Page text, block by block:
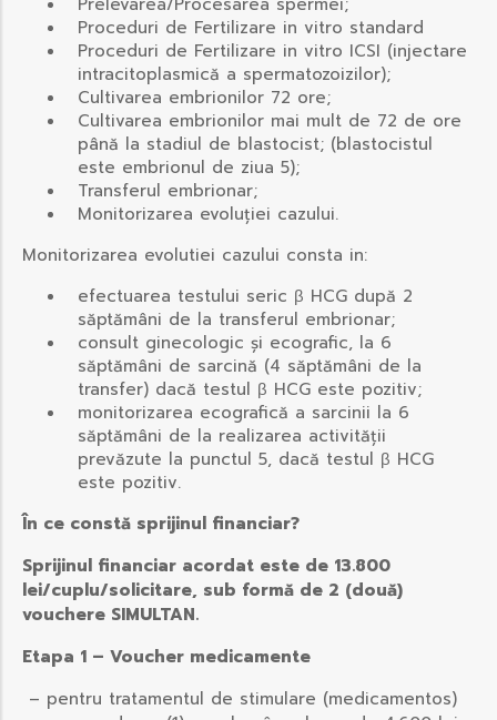
Prelevarea/Procesarea spermei;
Proceduri de Fertilizare in vitro standard
Proceduri de Fertilizare in vitro ICSI (injectare
intracitoplasmică a spermatozoizilor);
Cultivarea embrionilor 72 ore;
Cultivarea embrionilor mai mult de 72 de ore
până la stadiul de blastocist; (blastocistul
este embrionul de ziua 5);
Transferul embrionar;
Monitorizarea evoluţiei cazului.
Monitorizarea evolutiei cazului consta in:
efectuarea testului seric β HCG după 2
săptămâni de la transferul embrionar;
consult ginecologic şi ecografic, la 6
săptămâni de sarcină (4 săptămâni de la
transfer) dacă testul β HCG este pozitiv;
monitorizarea ecografică a sarcinii la 6
săptămâni de la realizarea activităţii
prevăzute la punctul 5, dacă testul β HCG
este pozitiv.
În ce constă sprijinul financiar?
Sprijinul financiar acordat este de 13.800
lei/cuplu/solicitare, sub formă de 2 (două)
vouchere SIMULTAN.
Etapa 1 – Voucher medicamente
– pentru tratamentul de stimulare (medicamentos)